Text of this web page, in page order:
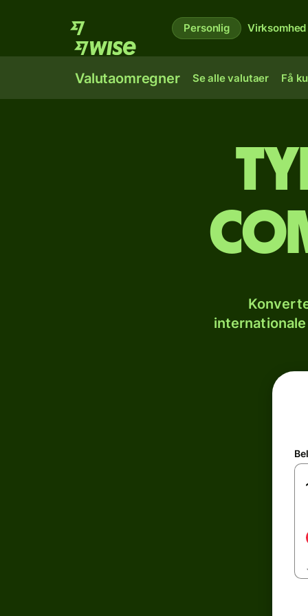
Personlig Virksomhed
Valutaomregner Se alle valutaer Få